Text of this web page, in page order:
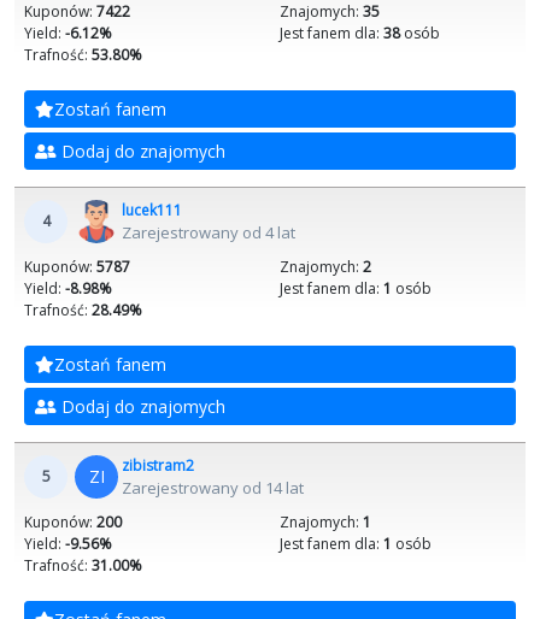
Kuponów: 7422
Yield: -6.12%
Trafność: 53.80%
Znajomych: 35
Jest fanem dla: 38osób
Zostań fanem
Dodaj do znajomych
4
lucek111
Zarejestrowany od 4 lat
Kuponów: 5787
Yield: -8.98%
Trafność: 28.49%
Znajomych: 2
Jest fanem dla: 1 osób
Zostań fanem
Dodaj do znajomych
5 ZI zibistram2
Zarejestrowany od 14 lat
Kuponów: 200
Yield: -9.56%
Trafność: 31.00%
Znajomych: 1
Jest fanem dla: 1 osób